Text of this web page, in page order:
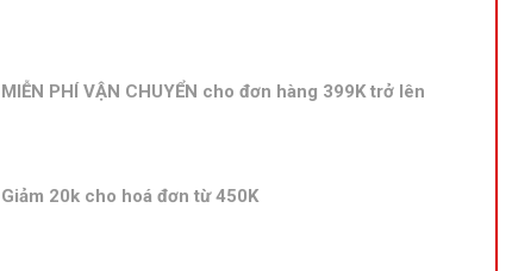
MIỄN PHÍ VẬN CHUYỂN cho đơn hàng 399K trở lên
Giảm 20k cho hoá đơn từ 450K